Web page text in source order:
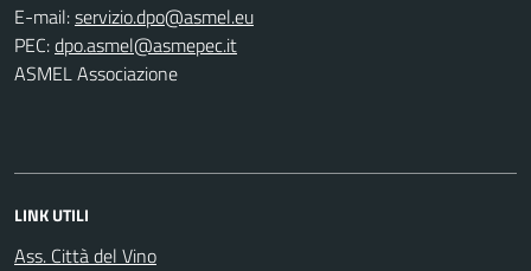
E-mail:
PEC:
ASMEL Associazione
LINK UTILI
Ass. Città del Vino